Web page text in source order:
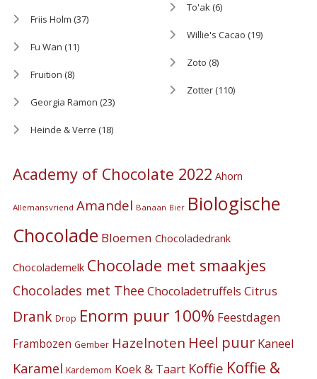
Friis Holm (37)
Fu Wan (11)
Fruition (8)
Georgia Ramon (23)
Heinde & Verre (18)
To'ak(6)
Willie's Cacao (19)
Zoto (8)
Zotter(110)
Academy of Chocolate 2022 Ahorn
Allemansvriend Amandel Banaan Bier Biologische
Chocolade Bloemen Chocoladedrank
Chocolademelk Chocolade met smaakjes
Chocolades met Thee Chocoladetruffels Citrus
Drank Drop Enorm puur 100% Feestdagen
Frambozen Gember Hazelnoten Heel puur Kaneel
Karamel Kardemom Koek & Taart Koffie Koffie &